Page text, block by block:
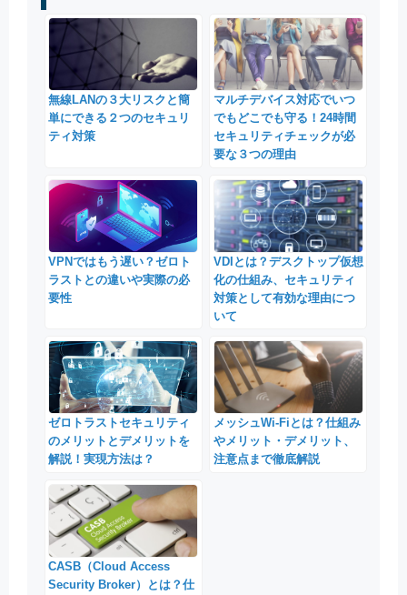
無線LANの３大リスクと簡
単にできる２つのセキュリ
ティ対策
マルチデバイス対応でいつ
でもどこでも守る！24時間
セキュリティチェックが必
要な３つの理由
VPNではもう遅い？ゼロト
ラストとの違いや実際の必
要性
VDIとは？デスクトップ仮想
化の仕組み、セキュリティ
対策として有効な理由につ
いて
ゼロトラストセキュリティ
のメリットとデメリットを
解説！実現方法は？
メッシュWi-Fiとは？仕組み
やメリット・デメリット、
注意点まで徹底解説
CASB（Cloud Access
Security Broker）とは？仕